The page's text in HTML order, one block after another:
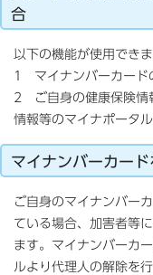
合
以下の機能が使用できま
1 マイナンバーカード
2 ご自身の健康保険情
情報等のマイナポータ
マイナンバーカー
ご自身のマイナンバー
ている場合、加害者等
ます。マイナンバーカ
ルより代理人の解除を